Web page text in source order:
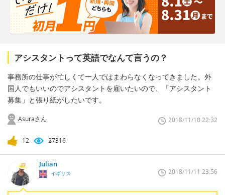
アシスタントって英語でなんて言うの？
事務所の仕事が忙しくて一人ではまわらなくなってきました。外
国人でもいいのでアシスタントを雇いたいので、「アシスタント
募集」と張り紙がしたいです。
Asuraさん 2018/11/10 22:32
12 27316
Julian
イギリス 2018/11/11 23:56